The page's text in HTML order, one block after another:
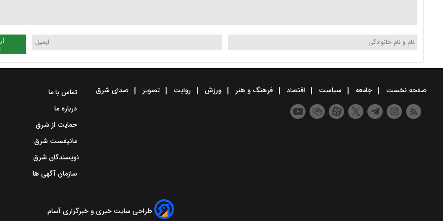
صفحه نخست جامعه سیاست اقتصاد فرهنگ و هنر ورزش روایت تصویر صدای شرق
تماس با ما
درباره ما
حمایت از شرق
مانیفست شرق
نویسندگان شرق
سازمان آگهی ها
طراحی سایت خبری و خبرگزاری آسام